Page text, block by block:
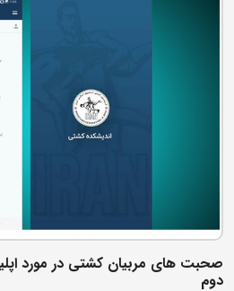
صحبت های مربیان کشتی در مورد
دوم